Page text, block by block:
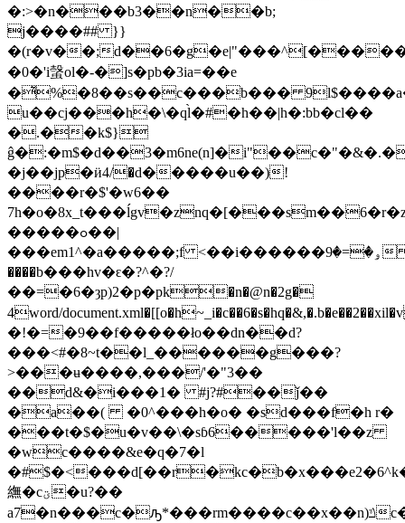
�:>�n���b3��n��b;
j����## }}
�(r�v��;
�0�'i螜ol�-�]s�pb�3ia=��e
�͛%�8��s��c���b���
u��cj���h�\�ql̀�#�h��|h�:bb�cl��
�.��k$}
ĝ�:�m$�d��3�m6ne(n]�
�j��jp�ӥ4/�d�����u��)!
����r�$'�w6��
�����ߋ��|
���em1^�a�����;f <��i������ۅ�=�9
����b���hv�ԑ�?^�?/
��=�6�ȝp)2�р�pk�n�@n�2g�
4word/
�!�=�9��f�����ło��dn��d?
���<#�8~t��l_������g���?
>���ʉ����,���/'�"3��
��d&�i���1� #j?#��ǰ��
�a��( �0^���h�o� �sd���f�h r�
���t�$�u�v��\�sɓ6�����'l��z
�wc����&e�q�7�l
䌗�cؾ�u?��
a7�n���c�ԡ*���rm����c��x��n)ݿc�r_